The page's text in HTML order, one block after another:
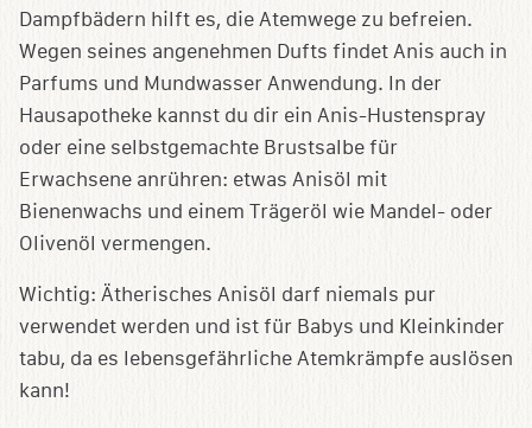
Dampfbädern hilft es, die Atemwege zu befreien.
Wegen seines angenehmen Dufts findet Anis auch in
Parfums und Mundwasser Anwendung. In der
Hausapotheke kannst du dir ein Anis-Hustenspray
oder eine selbstgemachte Brustsalbe für
Erwachsene anrühren: etwas Anisöl mit
Bienenwachs und einem Trägeröl wie Mandel- oder
Olivenöl vermengen.
Wichtig: Ätherisches Anisöl darf niemals pur
verwendet werden und ist für Babys und Kleinkinder
tabu, da es lebensgefährliche Atemkrämpfe auslösen
kann!